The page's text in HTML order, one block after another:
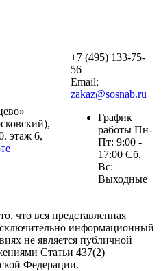
этаж 6,
+7 (495) 133-75-
56
Email:
zakaz@sosnab.ru
График
работы Пн-
Пт: 9:00 -
17:00 Сб,
Вс:
Выходные
что вся представленная
информационный
не является публичной
Статьи 437(2)
Федерации.